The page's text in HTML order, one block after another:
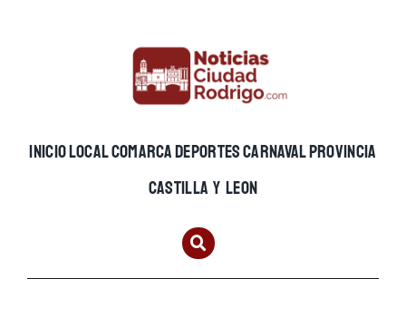
INICIOLOCALCOMARCADEPORTESCARNAVALPROVINCIA
CASTILLA Y LEON